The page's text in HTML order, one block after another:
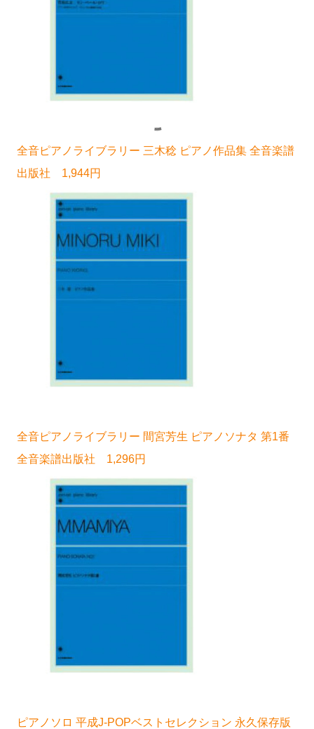
全音ピアノライブラリー 三木稔 ピアノ作品集 全音楽譜
出版社 1,944円
全音ピアノライブラリー 間宮芳生 ピアノソナタ 第1番
全音楽譜出版社 1,296円
ピアノソロ 平成J-POPベストセレクション 永久保存版